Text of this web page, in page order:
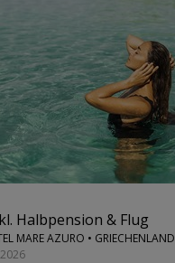
Halbpension & Flug
MARE AZURO • GRIECHENLAND
2026